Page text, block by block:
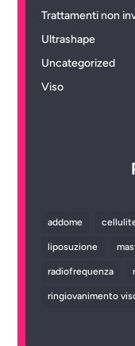
Trattamenti non
Ultrashape
Uncategorized
Viso
addome
liposuzione
radiofrequenza
ringiovanimento